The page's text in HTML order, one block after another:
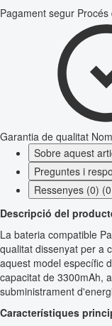
Pagament segur
Garantia de qualitat
Sobre aquest
Preguntes i
Ressenyes (0)
Descripció del
La bateria compatible
qualitat dissenyat per a
aquest model específic
capacitat de 3300mAh,
subministrament
Característiques